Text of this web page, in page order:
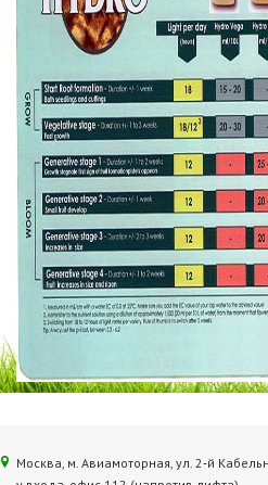
Москва, м. Авиамоторная, ул. 2‑й